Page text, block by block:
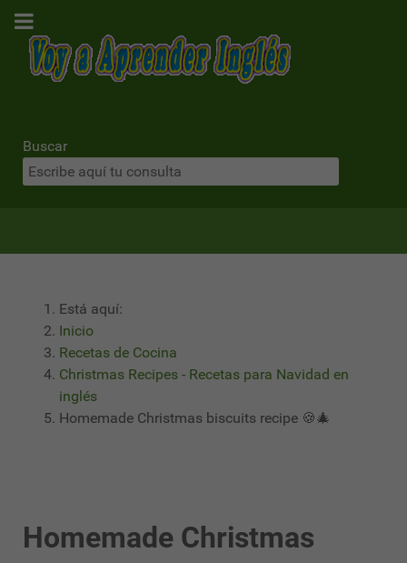
Buscar
Está aquí:
Inicio
Recetas de Cocina
Christmas Recipes - Recetas para Navidad en
inglés
Homemade Christmas biscuits recipe 🍪🎄
Homemade Christmas